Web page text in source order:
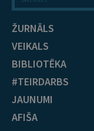
ŽURNĀLS
VEIKALS
BIBLIOTĒKA
#TEIRDARBS
JAUNUMI
AFIŠA